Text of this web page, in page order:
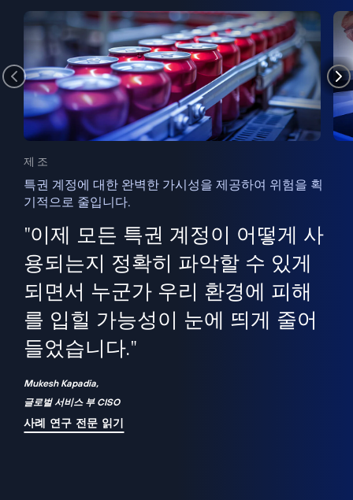
제조
특권 계정에 대한 완벽한 가시성을 제공하여 위험을 획
기적으로 줄입니다.
"이제 모든 특권 계정이 어떻게 사
용되는지 정확히 파악할 수 있게
되면서 누군가 우리 환경에 피해
를 입힐 가능성이 눈에 띄게 줄어
들었습니다."
Mukesh Kapadia,
글로벌 서비스 부 CISO
사례 연구 전문 읽기